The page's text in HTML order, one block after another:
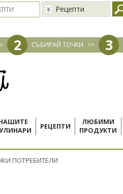
Рецепти
2 СЪБИРАЙ ТОЧКИ >> 3
РЕЦЕПТИ
ЛЮБИМИ
ПРОДУКТИ
ПОТРЕБИТЕЛИ